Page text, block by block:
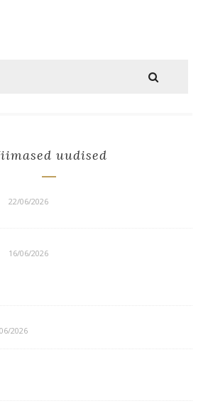
uudised
22/06/2026
16/06/2026
2026